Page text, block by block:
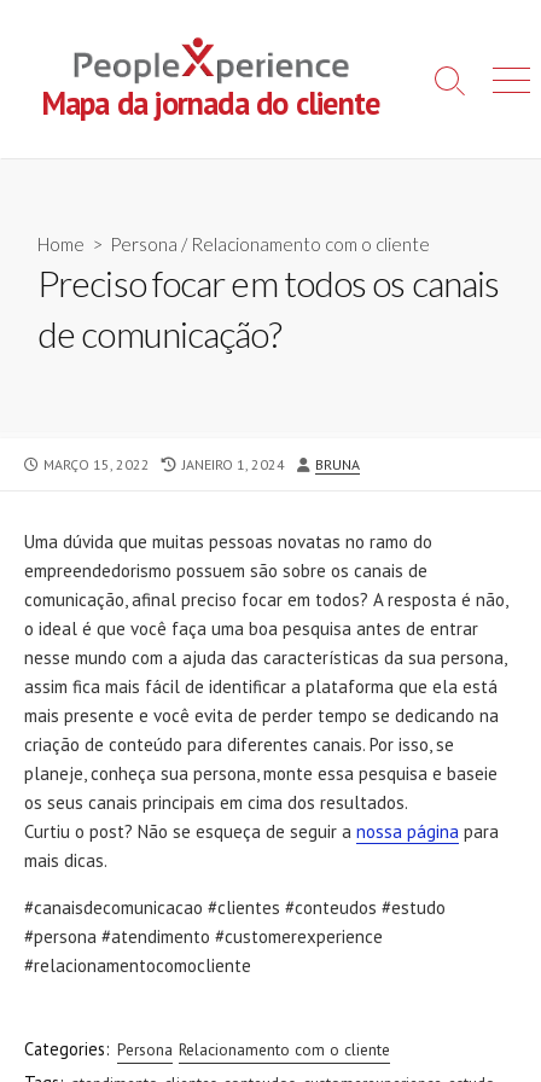
content
Mapa da jornada do cliente
Search
Home > Persona / Relacionamento com o cliente
Preciso focar em todos os canais
de comunicação?
PUBLISHED
MARÇO 15, 2022
LAST
JANEIRO 1, 2024 AUTHOR
BRUNA
Uma dúvida que muitas pessoas novatas no ramo do
empreendedorismo possuem são sobre os canais de
comunicação, afinal preciso focar em todos? A resposta é não,
o ideal é que você faça uma boa pesquisa antes de entrar
nesse mundo com a ajuda das características da sua persona,
assim fica mais fácil de identificar a plataforma que ela está
mais presente e você evita de perder tempo se dedicando na
criação de conteúdo para diferentes canais. Por isso, se
planeje, conheça sua persona, monte essa pesquisa e baseie
os seus canais principais em cima dos resultados.
Curtiu o post? Não se esqueça de seguir a nossa página para
mais dicas.
#canaisdecomunicacao #clientes #conteudos #estudo
#persona #atendimento #customerexperience
#relacionamentocomocliente
Categories: Persona Relacionamento com o cliente